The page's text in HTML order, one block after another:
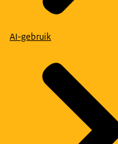
AI-gebruik